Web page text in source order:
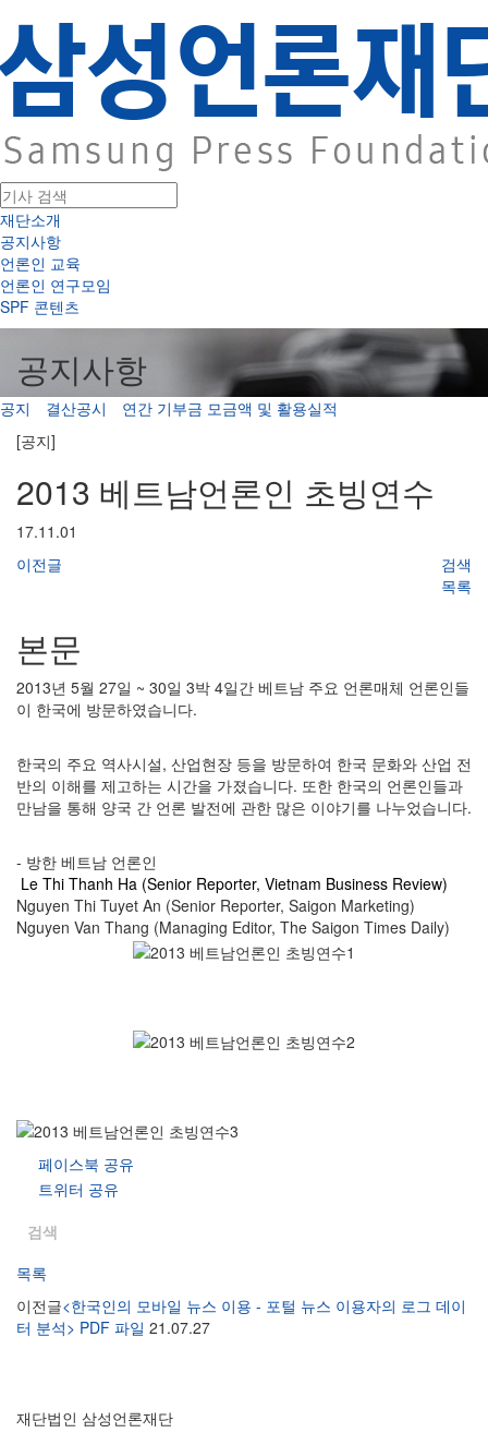
재단소개
공지사항
언론인 교육
언론인 연구모임
SPF 콘텐츠
공지사항
공지 결산공시
연간 기부금 모금액 및 활용실적
[공지]
2013 베트남언론인 초빙연수
17.11.01
이전글
검색
목록
본문
2013년 5월 27일 ~ 30일 3박 4일간 베트남 주요 언론매체 언론인들
이 한국에 방문하였습니다.
한국의 주요 역사시설, 산업현장 등을 방문하여 한국 문화와 산업 전
반의 이해를 제고하는 시간을 가졌습니다. 또한 한국의 언론인들과
만남을 통해 양국 간 언론 발전에 관한 많은 이야기를 나누었습니다.
- 방한 베트남 언론인
Le Thi Thanh Ha (Senior Reporter, Vietnam Business Review)
Nguyen Thi Tuyet An (Senior Reporter, Saigon Marketing)
Nguyen Van Thang (Managing Editor, The Saigon Times Daily)
페이스북 공유
트위터 공유
검색
목록
이전글<한국인의 모바일 뉴스 이용 - 포털 뉴스 이용자의 로그 데이
터 분석> PDF 파일 21.07.27
재단법인 삼성언론재단